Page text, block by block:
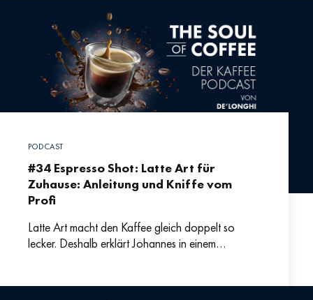
PODCAST
#34 Espresso Shot: Latte Art für
Zuhause: Anleitung und Kniffe vom
Profi
Latte Art macht den Kaffee gleich doppelt so
lecker. Deshalb erklärt Johannes in einem